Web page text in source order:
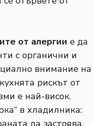
от алергии е да
с органични и
внимание на
рискът от
е най-висок.
в хладилника:
да застоява.